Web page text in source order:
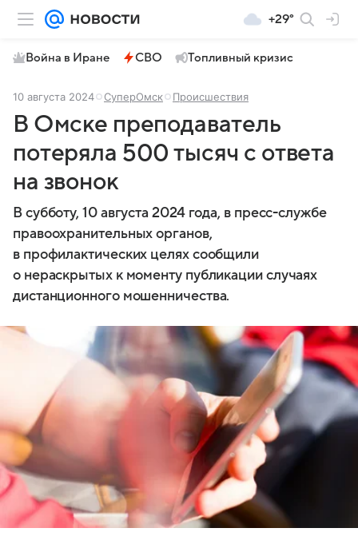
+29°
Война в Иране СВО Топливный кризис
10 августа 2024 СуперОмск Происшествия
В Омске преподаватель
потеряла 500 тысяч с ответа
на звонок
В субботу, 10 августа 2024 года, в пресс-службе
правоохранительных органов,
в профилактических целях сообщили
о нераскрытых к моменту публикации случаях
дистанционного мошенничества.